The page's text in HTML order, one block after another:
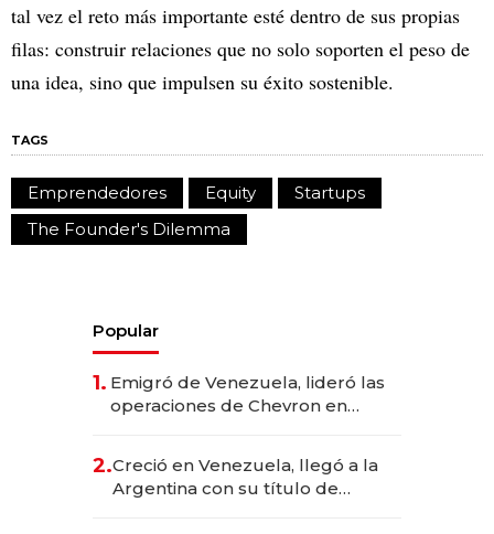
tal vez el reto más importante esté dentro de sus propias
filas: construir relaciones que no solo soporten el peso de
una idea, sino que impulsen su éxito sostenible.
TAGS
Emprendedores Equity
Startups
The Founder's Dilemma
Popular
1. Emigró de Venezuela, lideró las
operaciones de Chevron en
2.Creció en Venezuela, llegó a la
Argentina con su título de